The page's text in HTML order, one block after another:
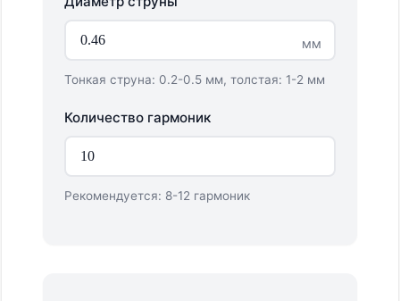
мм
Тонкая струна: 0.2-0.5 мм, толстая: 1-2 мм
Количество гармоник
Рекомендуется: 8-12 гармоник